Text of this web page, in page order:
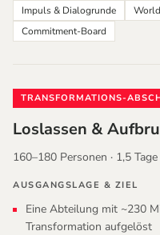
Impuls& Dialogrunde
Commitment-Board
TRANSFORMATIONS-
Loslassen &
160–180 Personen · 1,5 Tage
AUSGANGSLAGE & ZIEL
Eine Abteilung mit ~230
Transformation aufgelöst